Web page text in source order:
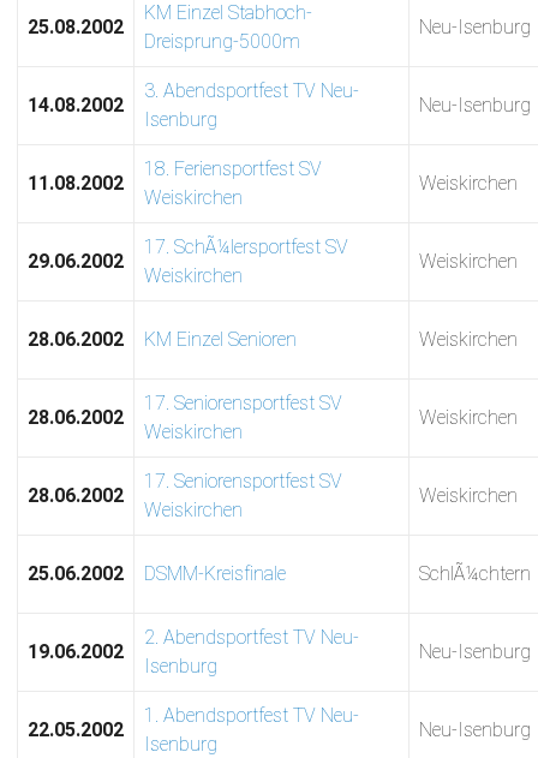
25.08.2002
KM Einzel Stabhoch-
Dreisprung-5000m
Neu-Isenburg
14.08.2002
3. Abendsportfest TV Neu-
Isenburg
Neu-Isenburg
11.08.2002
18. Feriensportfest SV
Weiskirchen
Weiskirchen
29.06.2002
17. SchÃ¼lersportfest SV
Weiskirchen
Weiskirchen
28.06.2002 KM Einzel Senioren Weiskirchen
28.06.2002
17. Seniorensportfest SV
Weiskirchen
Weiskirchen
28.06.2002
17. Seniorensportfest SV
Weiskirchen
Weiskirchen
25.06.2002 DSMM-Kreisfinale SchlÃ¼chtern
19.06.2002
2. Abendsportfest TV Neu-
Isenburg
Neu-Isenburg
22.05.2002
1. Abendsportfest TV Neu-
Isenburg
Neu-Isenburg